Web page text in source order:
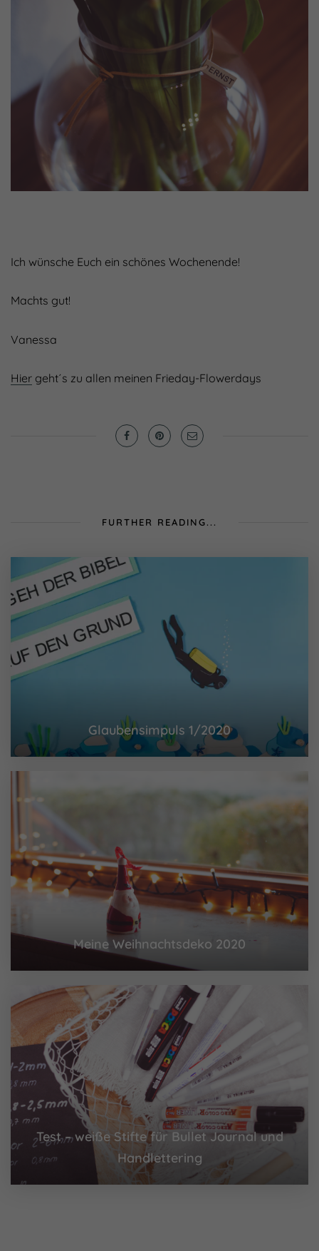
Ich wünsche Euch ein schönes Wochenende!
Machts gut!
Vanessa
Hier geht´s zu allen meinen Frieday-Flowerdays
FURTHER READING...
Glaubensimpuls 1/2020
Meine Weihnachtsdeko 2020
Test – weiße Stifte für Bullet Journal und
Handlettering